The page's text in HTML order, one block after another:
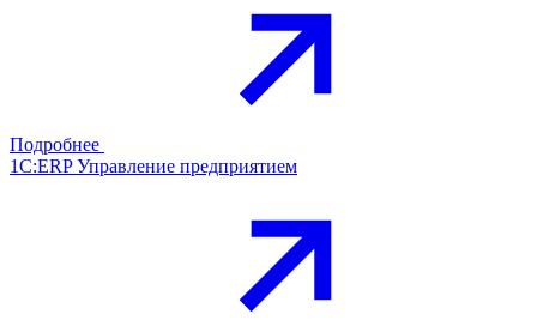
Подробнее
1С:ERP Управление предприятием